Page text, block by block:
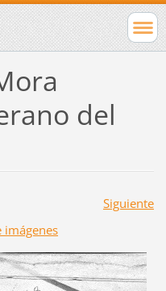
del
Siguiente
imágenes